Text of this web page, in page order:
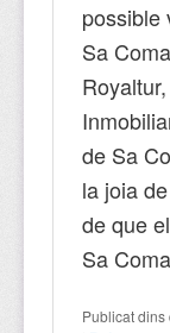
possible
Sa
de Sa
la joia
de que
Sa
Publicat dins